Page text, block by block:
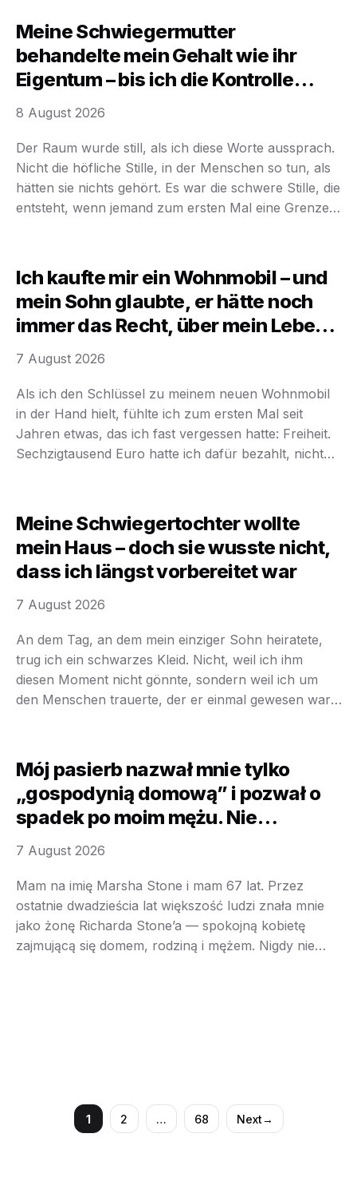
prędzej czy później cała konstrukcja runie. Nigdy nie
przypuszczałem, że tę samą zasadę …
Meine Schwiegermutter
behandelte mein Gehalt wie ihr
Eigentum – bis ich die Kontrolle
zurücknahm
Der Raum wurde still, als ich diese Worte aussprach.
Nicht die höfliche Stille, in der Menschen so tun, als
hätten sie nichts gehört. Es war die schwere Stille, die
entsteht, wenn jemand zum ersten Mal eine Grenze
Marina …
8 August 2026
Ich kaufte mir ein Wohnmobil – und
mein Sohn glaubte, er hätte noch
immer das Recht, über mein Leben
zu bestimmen
Als ich den Schlüssel zu meinem neuen Wohnmobil
in der Hand hielt, fühlte ich zum ersten Mal seit
Jahren etwas, das ich fast vergessen hatte: Freiheit.
Sechzigtausend Euro hatte ich dafür bezahlt, nicht
hatte mein Sohn Björn davon erfahren, wurde …
7 August 2026
Meine Schwiegertochter wollte
mein Haus – doch sie wusste nicht,
dass ich längst vorbereitet war
An dem Tag, an dem mein einziger Sohn heiratete,
trug ich ein schwarzes Kleid. Nicht, weil ich ihm
diesen Moment nicht gönnte, sondern weil ich um
den Menschen trauerte, der er einmal gewesen war.
ersten Reihe und spürte die …
7 August 2026
Mój pasierb nazwał mnie tylko
„gospodynią domową” i pozwał o
spadek po moim mężu. Nie
wiedział, kim naprawdę jestem
Mam na imię Marsha Stone i mam 67 lat. Przez
ostatnie dwadzieścia lat większość ludzi znała mnie
jako żonę Richarda Stone’a — spokojną kobietę
zajmującą się domem, rodziną i mężem. Nigdy nie
7 August 2026
Page
1
Page
2 …
Page
68 Next→